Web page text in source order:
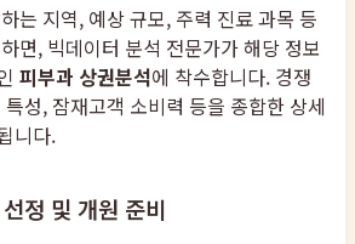
는 지역, 예상 규모, 주력 진료 과목 등
면, 빅데이터 분석 전문가가 해당 정보
피부과 상권분석에 착수합니다. 경쟁
성, 잠재고객 소비력 등을 종합한 상세
니다.
정 및 개원 준비